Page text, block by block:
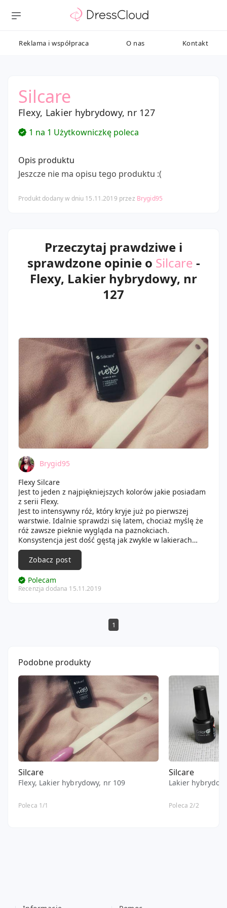
Reklama i współpraca O nas Kontakt
Silcare
Flexy, Lakier hybrydowy, nr 127
1 na 1 Użytkowniczkę poleca
Opis produktu
Jeszcze nie ma opisu tego produktu :(
Produkt dodany w dniu 15.11.2019 przez Brygid95
Przeczytaj prawdziwe i
sprawdzone opinie o Silcare -
Flexy, Lakier hybrydowy, nr
127
Brygid95
Flexy Silcare
Jest to jeden z najpiękniejszych kolorów jakie posiadam
z serii Flexy.
Jest to intensywny róż, który kryje już po pierwszej
warstwie. Idalnie sprawdzi się latem, chociaż myślę że
róż zawsze pieknie wygląda na paznokciach.
Konsystencja jest dość gęstą jak zwykle w lakierach
Flexy.
Najlepiej utwardzac po jednym paznokciu wtedy się nic
nam nie zalewa.
Opakowanie małe, zgrabne i czarne.
Lakiery Flexy nie mają intensywnego zapachu. Używam
Zobacz post
Polecam
Recenzja dodana 15.11.2019
1
Podobne produkty
Silcare
Flexy, Lakier hybrydowy, nr 109
Poleca 1/1
Silcare
Lakier
Poleca 2/2